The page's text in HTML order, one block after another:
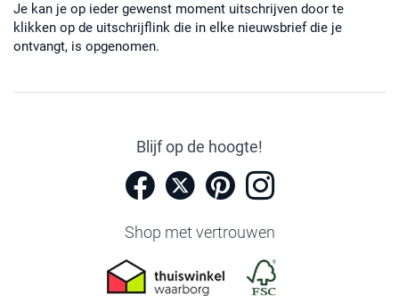
Je kan je op ieder gewenst moment uitschrijven door te
klikken op de uitschrijflink die in elke nieuwsbrief die je
ontvangt, is opgenomen.
Blijf op de hoogte!
Shop met vertrouwen